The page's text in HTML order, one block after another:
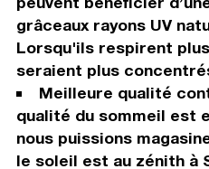
grâceaux rayons UV
Lorsqu'ils respirent
seraient plus
Meilleure qualité
qualité du sommeil est
nous puissions
le soleil est au zénith à